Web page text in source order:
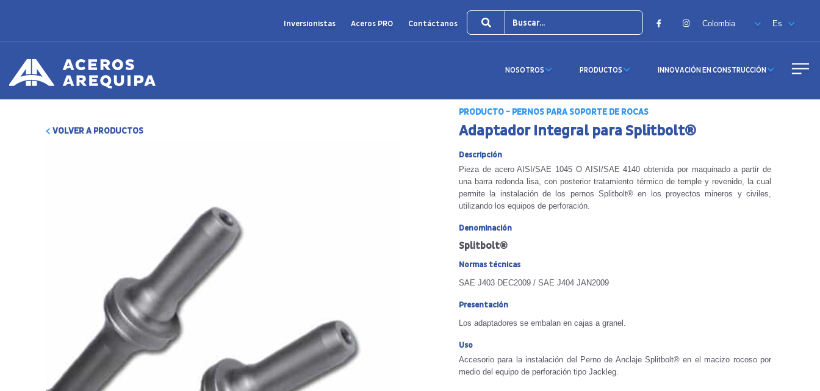
Inversionistas Aceros PRO Contáctanos FacebookInstagram
NOSOTROS PRODUCTOS INNOVACIÓN EN CONSTRUCCIÓN
VOLVER A PRODUCTOS
PRODUCTO - PERNOS PARA SOPORTE DE ROCAS
Adaptador Integral para Splitbolt®
Descripción
Pieza de acero AISI/SAE 1045 O AISI/SAE 4140 obtenida por maquinado a partir de
una barra redonda lisa, con posterior tratamiento térmico de temple y revenido, la cual
permite la instalación de los pernos Splitbolt® en los proyectos mineros y civiles,
utilizando los equipos de perforación.
Denominación
Splitbolt®
Normas técnicas
SAE J403 DEC2009 / SAE J404 JAN2009
Presentación
Los adaptadores se embalan en cajas a granel.
Uso
Accesorio para la instalación del Perno de Anclaje Splitbolt® en el macizo rocoso por
medio del equipo de perforación tipo Jackleg.